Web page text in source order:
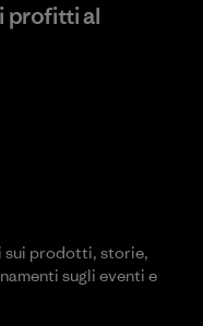
profitti al
sui prodotti, storie,
sugli eventi e